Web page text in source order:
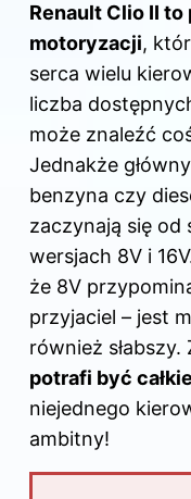
c
e
b
o
o
k
er
e
st
Renault Clio II
motoryzacji,
serca wielu
liczba
może znaleźć
Jednakże
benzyna czy
zaczynają się od
wersjach 8V i
że 8V
przyjaciel – jest
również słabszy.
potrafi być
niejednego
ambitny!